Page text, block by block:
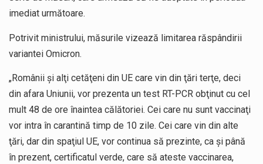
imediat următoare.
Potrivit ministrului, măsurile vizează limitarea răspândirii
variantei Omicron.
„Românii şi alţi cetăţeni din UE care vin din ţări terţe, deci
din afara Uniunii, vor prezenta un test RT-PCR obţinut cu cel
mult 48 de ore înaintea călătoriei. Cei care nu sunt vaccinaţi
vor intra în carantină timp de 10 zile. Cei care vin din alte
ţări, dar din spaţiul UE, vor continua să prezinte, ca şi până
în prezent, certificatul verde, care să ateste vaccinarea,